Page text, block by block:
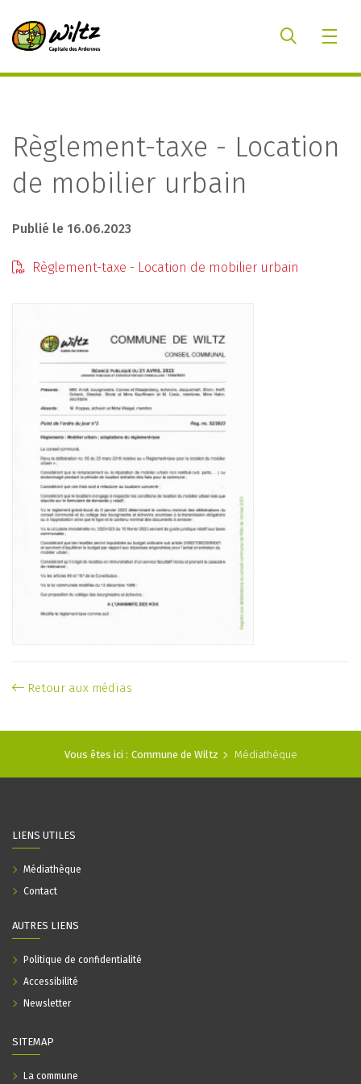
Règlement-taxe - Location
de mobilier urbain
Publié le 16.06.2023
Règlement-taxe - Location de mobilier urbain
Retour aux médias
Vous êtes ici : Commune de Wiltz Médiathèque
SITEMAP
La commune
LIENS UTILES
Médiathèque
Contact
AUTRES LIENS
Politique de confidentialité
Accessibilité
Newsletter